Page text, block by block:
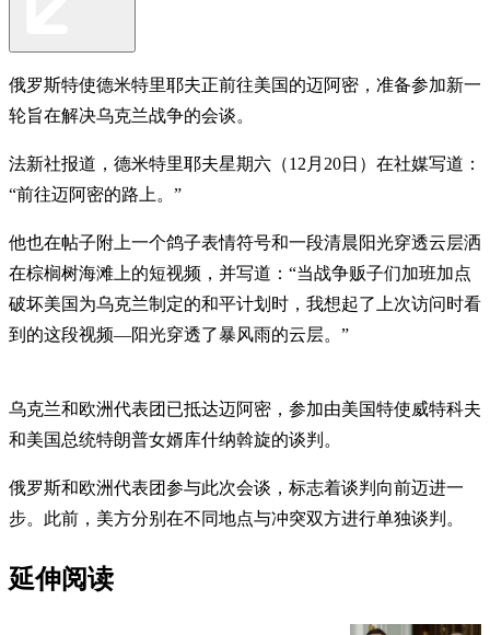
俄罗斯特使德米特里耶夫正前往美国的迈阿密，准备参加新一
轮旨在解决乌克兰战争的会谈。
法新社报道，德米特里耶夫星期六（12月20日）在社媒写道：
“前往迈阿密的路上。”
他也在帖子附上一个鸽子表情符号和一段清晨阳光穿透云层洒
在棕榈树海滩上的短视频，并写道：“当战争贩子们加班加点
破坏美国为乌克兰制定的和平计划时，我想起了上次访问时看
到的这段视频—阳光穿透了暴风雨的云层。”
乌克兰和欧洲代表团已抵达迈阿密，参加由美国特使威特科夫
和美国总统特朗普女婿库什纳斡旋的谈判。
俄罗斯和欧洲代表团参与此次会谈，标志着谈判向前迈进一
步。此前，美方分别在不同地点与冲突双方进行单独谈判。
延伸阅读